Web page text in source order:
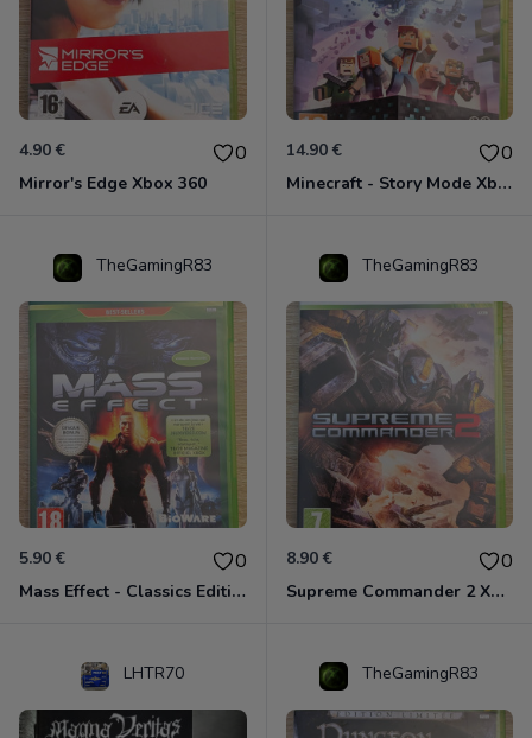
4.90 € 0
Mirror's Edge Xbox 360
14.90 € 0
Minecraft - Story Mode Xbox 360
TheGamingR83
5.90 € 0
Mass Effect - Classics Edition Xbox 360
TheGamingR83
8.90 € 0
Supreme Commander 2 Xbox 360
LHTR70 TheGamingR83